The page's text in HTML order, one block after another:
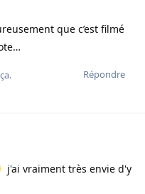
que c’est filmé
Répondre
j'ai vraiment très envie d'y